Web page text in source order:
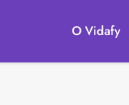
O Vidafy